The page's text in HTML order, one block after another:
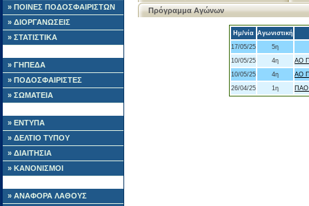
» ΠΟΙΝΕΣ ΠΟΔΟΣΦΑΙΡΙΣΤΩΝ
» ΔΙΟΡΓΑΝΩΣΕΙΣ
» ΣΤΑΤΙΣΤΙΚΑ
» ΓΗΠΕΔΑ
» ΠΟΔΟΣΦΑΙΡΙΣΤΕΣ
» ΣΩΜΑΤΕΙΑ
» ΕΝΤΥΠΑ
» ΔΕΛΤΙΟ ΤΥΠΟΥ
» ΔΙΑΙΤΗΣΙΑ
» ΚΑΝΟΝΙΣΜΟΙ
» ΑΝΑΦΟΡΑ ΛΑΘΟΥΣ
Πρόγραμμα Αγώνων
Ημ/νία Αγωνιστική
17/05/25
5η
10/05/25
4η
ΑΟ
10/05/25
4η
ΑΟ
26/04/25
1η ΠΑΟ